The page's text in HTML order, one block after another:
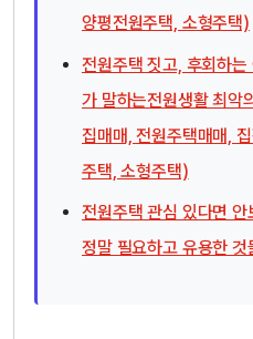
양평전원주택, 소형주택)
전원주택 짓고, 후회하
가 말하는전원생활 최악
집매매, 전원주택매매,
주택, 소형주택)
전원주택 관심 있다면
정말 필요하고 유용한 것